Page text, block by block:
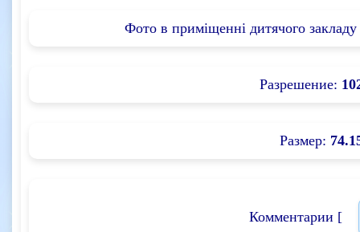
Фото в приміщенні дитячого
Разрешение:
Размер:
Комментарии [